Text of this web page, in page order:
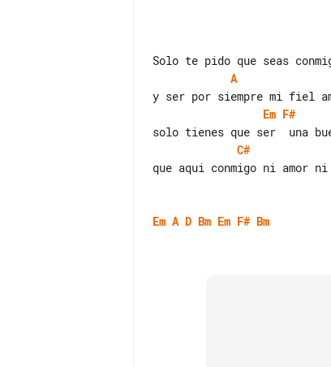
A
Em F#
C#
que aqui conmigo ni amor
Em A D Bm Em F# Bm